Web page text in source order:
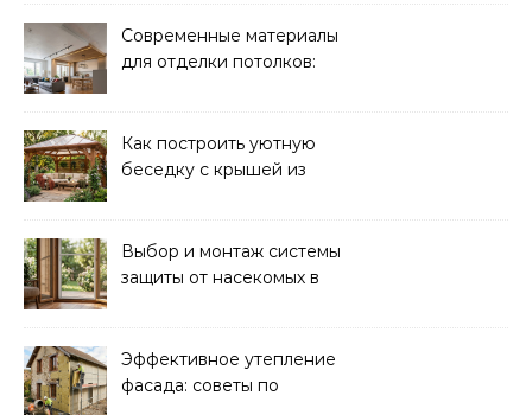
Современные материалы
для отделки потолков:
Как построить уютную
беседку с крышей из
Выбор и монтаж системы
защиты от насекомых в
Эффективное утепление
фасада: советы по